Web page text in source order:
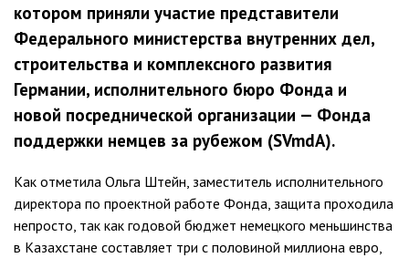
котором приняли участие представители
Федерального министерства внутренних дел,
строительства и комплексного развития
Германии, исполнительного бюро Фонда и
новой посреднической организации — Фонда
поддержки немцев за рубежом (SVmdA).
Как отметила Ольга Штейн, заместитель исполнительного
директора по проектной работе Фонда, защита проходила
непросто, так как годовой бюджет немецкого меньшинства
в Казахстане составляет три с половиной миллиона евро,